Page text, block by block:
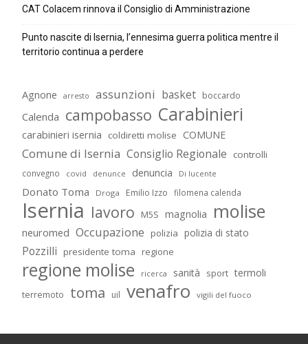
CAT Colacem rinnova il Consiglio di Amministrazione
Punto nascite di Isernia, l’ennesima guerra politica mentre il
territorio continua a perdere
Agnone arresto assunzioni basket boccardo
Calenda campobasso Carabinieri
carabinieri isernia coldiretti molise COMUNE
Comune di Isernia Consiglio Regionale controlli
convegno covid denunce denuncia Di lucente
Donato Toma Droga Emilio Izzo filomena calenda
Isernia lavoro M5S magnolia molise
neuromed Occupazione polizia polizia di stato
Pozzilli presidente toma regione
regione molise ricerca sanità sport termoli
terremoto toma uil venafro vigili del fuoco